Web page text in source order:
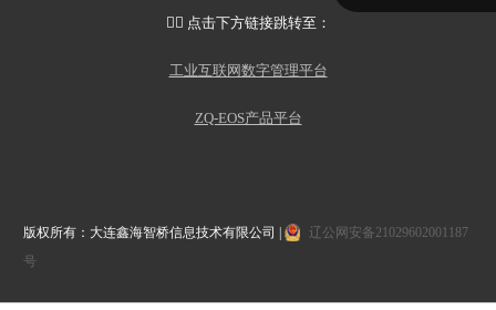
👇🏻 点击下方链接跳转至：
工业互联网数字管理平台
ZQ-EOS产品平台
版权所有：大连鑫海智桥信息技术有限公司 |
辽公网安备21029602001187
号